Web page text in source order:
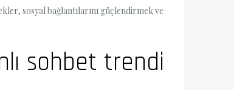
sosyal bağlantılarını güçlendirmek ve
sohbet trendi